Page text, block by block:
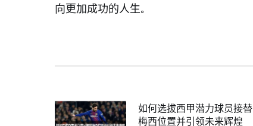
向更加成功的人生。
如何选拔西甲潜力球员接替
梅西位置并引领未来辉煌